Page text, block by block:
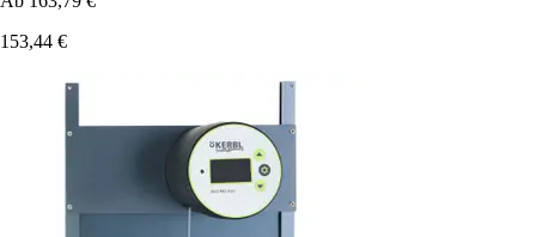
153,44 €